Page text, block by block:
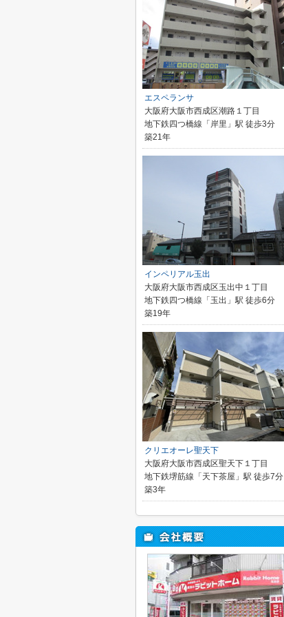
エスペランサ
大阪府大阪市西成区潮路１丁目
地下鉄四つ橋線「岸里」駅 徒歩3分
築21年
インペリアル玉出
大阪府大阪市西成区玉出中１丁目
地下鉄四つ橋線「玉出」駅 徒歩6分
築19年
クリエオーレ聖天下
大阪府大阪市西成区聖天下１丁目
地下鉄堺筋線「天下茶屋」駅 徒歩7分
築3年